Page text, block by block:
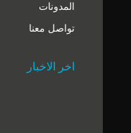
المدونات
تواصل معنا
اخر الاخبار